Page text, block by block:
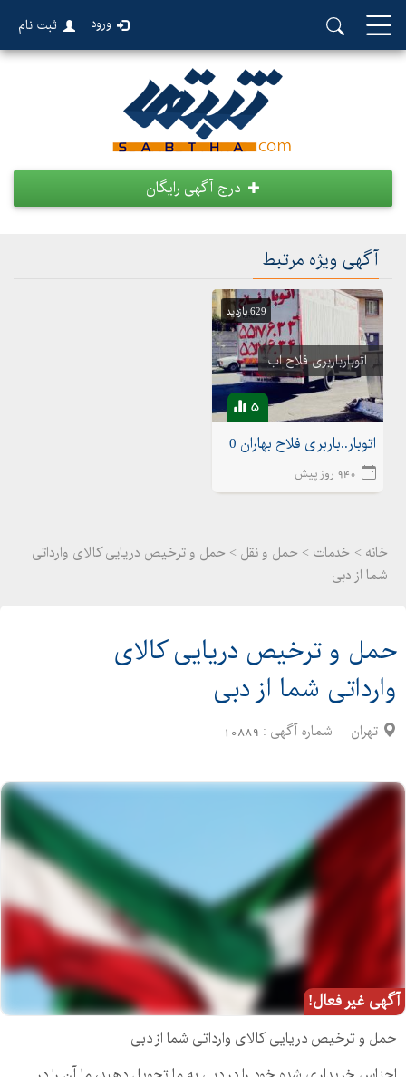
ورود ثبت نام
درج آگهی رایگان
آگهی ویژه مرتبط
629 بازدید
اتوبارباربری فلاح اب
5
اتوبار..باربری فلاح بهاران 02155175020اتوبار شهرک ولیعصر
940 روز پیش
خانه > خدمات > حمل و نقل > حمل و ترخیص دریایی کالای وارداتی
شما از دبی
حمل و ترخیص دریایی کالای
وارداتی شما از دبی
تهران شماره آگهی : 10889
آگهی غیر فعال!
حمل و ترخیص دریایی کالای وارداتی شما از دبی